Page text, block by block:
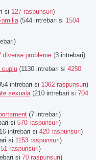
si 127 raspunsuri)
(544 intrebari si 1504
diverse probleme (3 intrebari)
cuplu (1130 intrebari si 4250
intrebari si 1362 raspunsuri)
sexuala (210 intrebari si 704
(7 intrebari)
si 570 raspunsuri)
intrebari si 420 raspunsuri)
si 1153 raspunsuri)
51 raspunsuri)
si 70 raspunsuri)